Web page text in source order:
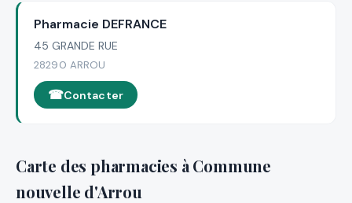
Pharmacie DEFRANCE
45 GRANDE RUE
28290 ARROU
Contacter
Carte des pharmacies à Commune
nouvelle d'Arrou